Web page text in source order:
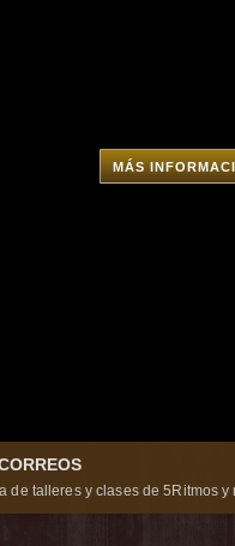
MÁS
de talleres y clases de 5Ritmos y